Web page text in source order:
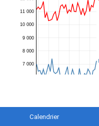
Calendrier